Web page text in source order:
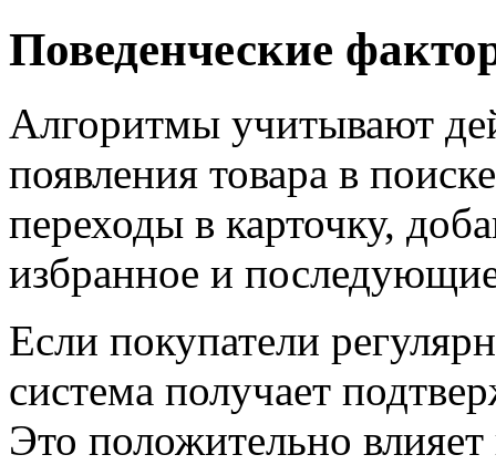
Поведенческие
Алгоритмы учитывают
появления товара в
переходы в карточку,
избранное и
Если покупатели
система получает
Это положительно